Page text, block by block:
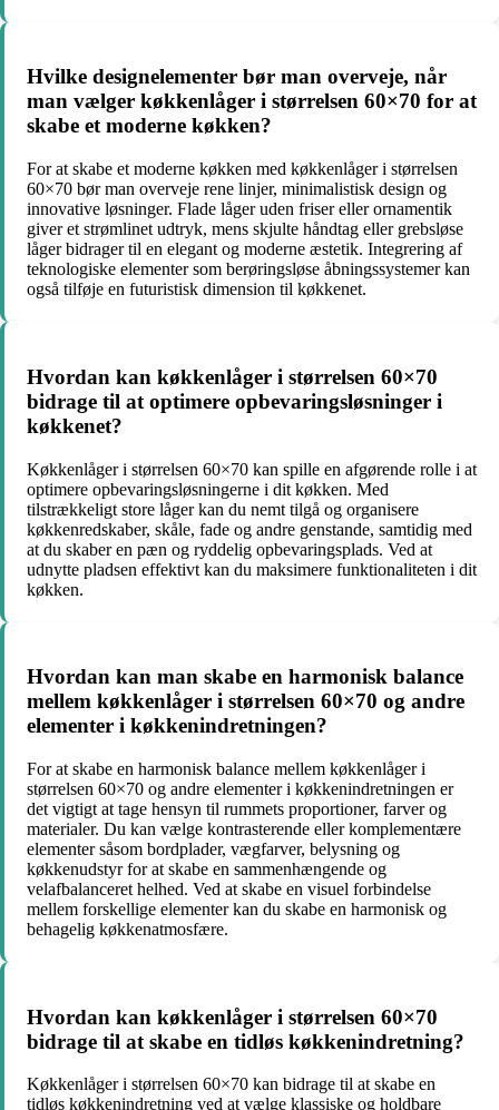
Hvilke designelementer bør man overveje, når
man vælger køkkenlåger i størrelsen 60×70 for at
skabe et moderne køkken?
For at skabe et moderne køkken med køkkenlåger i størrelsen
60×70 bør man overveje rene linjer, minimalistisk design og
innovative løsninger. Flade låger uden friser eller ornamentik
giver et strømlinet udtryk, mens skjulte håndtag eller grebsløse
låger bidrager til en elegant og moderne æstetik. Integrering af
teknologiske elementer som berøringsløse åbningssystemer kan
også tilføje en futuristisk dimension til køkkenet.
Hvordan kan køkkenlåger i størrelsen 60×70
bidrage til at optimere opbevaringsløsninger i
køkkenet?
Køkkenlåger i størrelsen 60×70 kan spille en afgørende rolle i at
optimere opbevaringsløsningerne i dit køkken. Med
tilstrækkeligt store låger kan du nemt tilgå og organisere
køkkenredskaber, skåle, fade og andre genstande, samtidig med
at du skaber en pæn og ryddelig opbevaringsplads. Ved at
udnytte pladsen effektivt kan du maksimere funktionaliteten i dit
køkken.
Hvordan kan man skabe en harmonisk balance
mellem køkkenlåger i størrelsen 60×70 og andre
elementer i køkkenindretningen?
For at skabe en harmonisk balance mellem køkkenlåger i
størrelsen 60×70 og andre elementer i køkkenindretningen er
det vigtigt at tage hensyn til rummets proportioner, farver og
materialer. Du kan vælge kontrasterende eller komplementære
elementer såsom bordplader, vægfarver, belysning og
køkkenudstyr for at skabe en sammenhængende og
velafbalanceret helhed. Ved at skabe en visuel forbindelse
mellem forskellige elementer kan du skabe en harmonisk og
behagelig køkkenatmosfære.
Hvordan kan køkkenlåger i størrelsen 60×70
bidrage til at skabe en tidløs køkkenindretning?
Køkkenlåger i størrelsen 60×70 kan bidrage til at skabe en
tidløs køkkenindretning ved at vælge klassiske og holdbare